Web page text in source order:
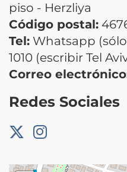
piso - Herzliya
Código postal:
Tel: Whatsapp (sólo
1010 (escribir Tel
Correo
Redes Sociales